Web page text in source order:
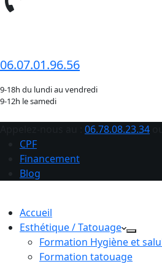
06.07.01.96.56
9-18h du lundi au vendredi
9-12h le samedi
06.78.08.23.34
CPF
Financement
Blog
Accueil
Esthétique / Tatouage
Formation Hygiène et
Formation tatouage